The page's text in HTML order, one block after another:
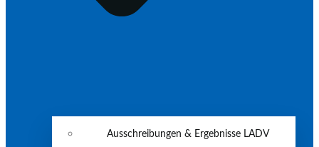
Ausschreibungen & Ergebnisse LADV